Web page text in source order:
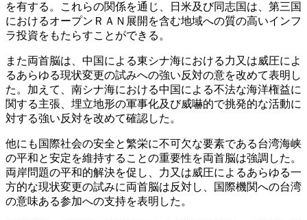
を有する。これらの関係を通じ、日米及び同志国は、第三国
におけるオープンＲＡＮ展開を含む地域への質の高いインフ
ラ投資をもたらすことができる。
また両首脳は、中国による東シナ海における力又は威圧によ
るあらゆる現状変更の試みへの強い反対の意を改めて表明し
た。加えて、南シナ海における中国による不法な海洋権益に
関する主張、埋立地形の軍事化及び威嚇的で挑発的な活動に
対する強い反対を改めて確認した。
他にも国際社会の安全と繁栄に不可欠な要素である台湾海峡
の平和と安定を維持することの重要性を両首脳は強調した。
両岸問題の平和的解決を促し、力又は威圧によるあらゆる一
方的な現状変更の試みに両首脳は反対し、国際機関への台湾
の意味ある参加への支持を表明した。